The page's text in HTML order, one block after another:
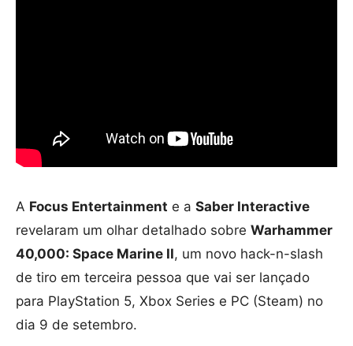
A Focus Entertainment e a Saber Interactive
revelaram um olhar detalhado sobre Warhammer
40,000: Space Marine II, um novo hack-n-slash
de tiro em terceira pessoa que vai ser lançado
para PlayStation 5, Xbox Series e PC (Steam) no
dia 9 de setembro.